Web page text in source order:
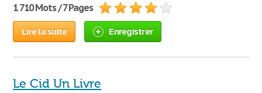
1 710 Mots / 7 Pages
Lire la suite Enregistrer
Le Cid Un Livre